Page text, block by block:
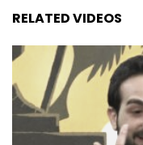
RELATED VIDEOS